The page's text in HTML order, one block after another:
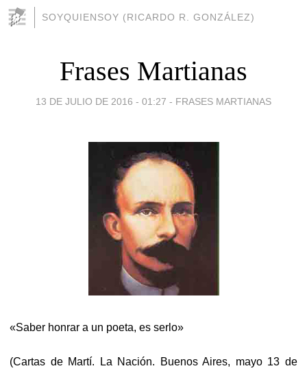
SOYQUIENSOY (RICARDO R. GONZÁLEZ)
Frases Martianas
13 DE JULIO DE 2016 - 01:27 - FRASES MARTIANAS
«Saber honrar a un poeta, es serlo»
(Cartas de Martí. La Nación. Buenos Aires, mayo 13 de